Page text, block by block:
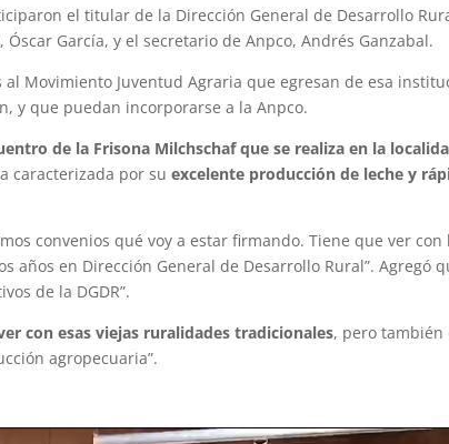
el titular de la Dirección General de Desarrollo
Óscar García, y el secretario de Anpco, Andrés Ganzabal.
Movimiento Juventud Agraria que egresan de esa
y que puedan incorporarse a la Anpco.
de la Frisona Milchschaf que se realiza en la
caracterizada por suexcelente producción de leche y
convenios qué voy a estar firmando. Tiene que ver con
años en Dirección General de Desarrollo Rural”. Agregó
de la DGDR”.
con esas viejas ruralidades tradicionales, pero también
agropecuaria”.